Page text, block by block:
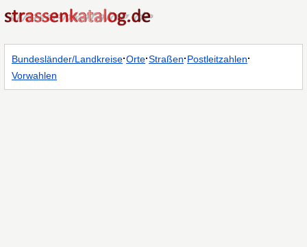
Bundesländer/Landkreise·Orte·Straßen·Postleitzahlen·
Vorwahlen